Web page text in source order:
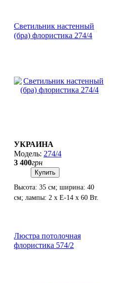
Светильник настенный
(бра) флористика 274/4
УКРАИНА
274/4
3 400грн
Купить
Высота: 35 см; ширина: 40
см; лампы: 2 х Е-14 х 60 Вт.
Люстра потолочная
флористика 574/2